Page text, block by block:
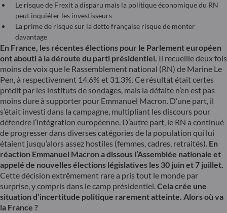
Le risque de Frexit a disparu mais la politique économique du RN
peut inquiéter les investisseurs
La prime de risque sur la dette française risque de monter
davantage
En France, les récentes élections pour le Parlement européen
ont abouti à la déroute du parti présidentiel. Il recueille deux fois
moins de voix que le Rassemblement national (RN) de Marine Le
Pen, à respectivement 14.6% et 31.3%. Ce résultat était certes
prédit par les instituts de sondages, mais la défaite n’en est pas
moins dure à supporter pour Emmanuel Macron. D’une part, il
s’était investi dans la campagne, multipliant les discours pour
défendre l’intégration européenne. D’autre part, le RN a continué
de progresser dans diverses catégories de la population qui lui
étaient jusqu’alors assez hostiles (femmes, cadres, retraités). En
réaction Emmanuel Macron a dissous l’Assemblée nationale et
appelé de nouvelles élections législatives les 30 juin et 7 juillet.
Cette décision extrêmement rare a pris tout le monde par
surprise, y compris dans le camp présidentiel.Cela crée une
situation d’incertitude politique rarement atteinte. Alors où va
la France ?